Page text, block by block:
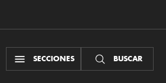
SECCIONES BUSCAR